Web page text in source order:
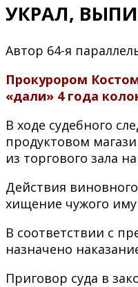
УКРАЛ,
Автор 64-я
Прокурором
«дали» 4 года
В ходе судебного
продуктовом
из торгового зала
Действия
хищение чужого
В соответствии с
назначено
Приговор суда в